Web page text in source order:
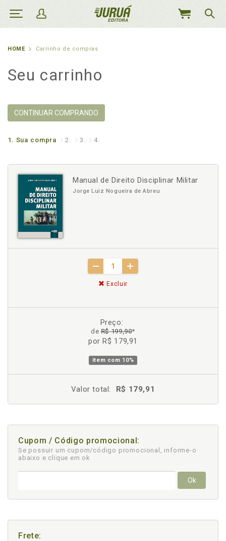
MEU
HOME Carrinho de compras
Seu carrinho
CONTINUAR COMPRANDO
1. Sua compra 2. 3. 4.
Manual de Direito Disciplinar Militar
Jorge Luiz Nogueira de Abreu
Excluir
Preço:
deR$ 199,90*
por R$ 179,91
item com 10%
Valor total: R$ 179,91
Cupom / Código promocional:
Se possuir um cupom/código promocional, informe-o
abaixo e clique em ok
Ok
Frete: